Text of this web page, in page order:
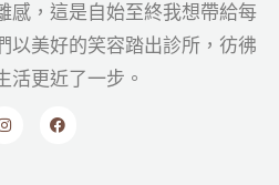
感，這是自始至終我想帶給每
以美好的笑容踏出診所，彷彿
活更近了一步。